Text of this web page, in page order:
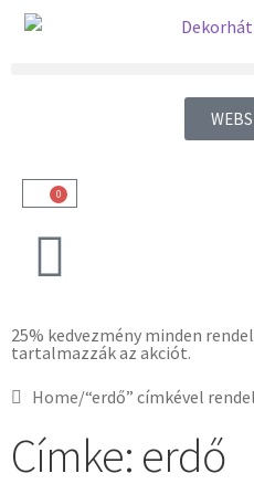
0
25% kedvezmény minden
tartalmazzák az akciót.
Home/“erdő” címkével
Címke: erdő